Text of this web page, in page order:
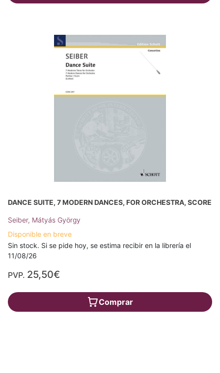
DANCE SUITE, 7 MODERN DANCES, FOR ORCHESTRA, SCORE
Seiber, Mátyás György
Disponible en breve
Sin stock. Si se pide hoy, se estima recibir en la librería el
11/08/26
PVP. 25,50€
Comprar